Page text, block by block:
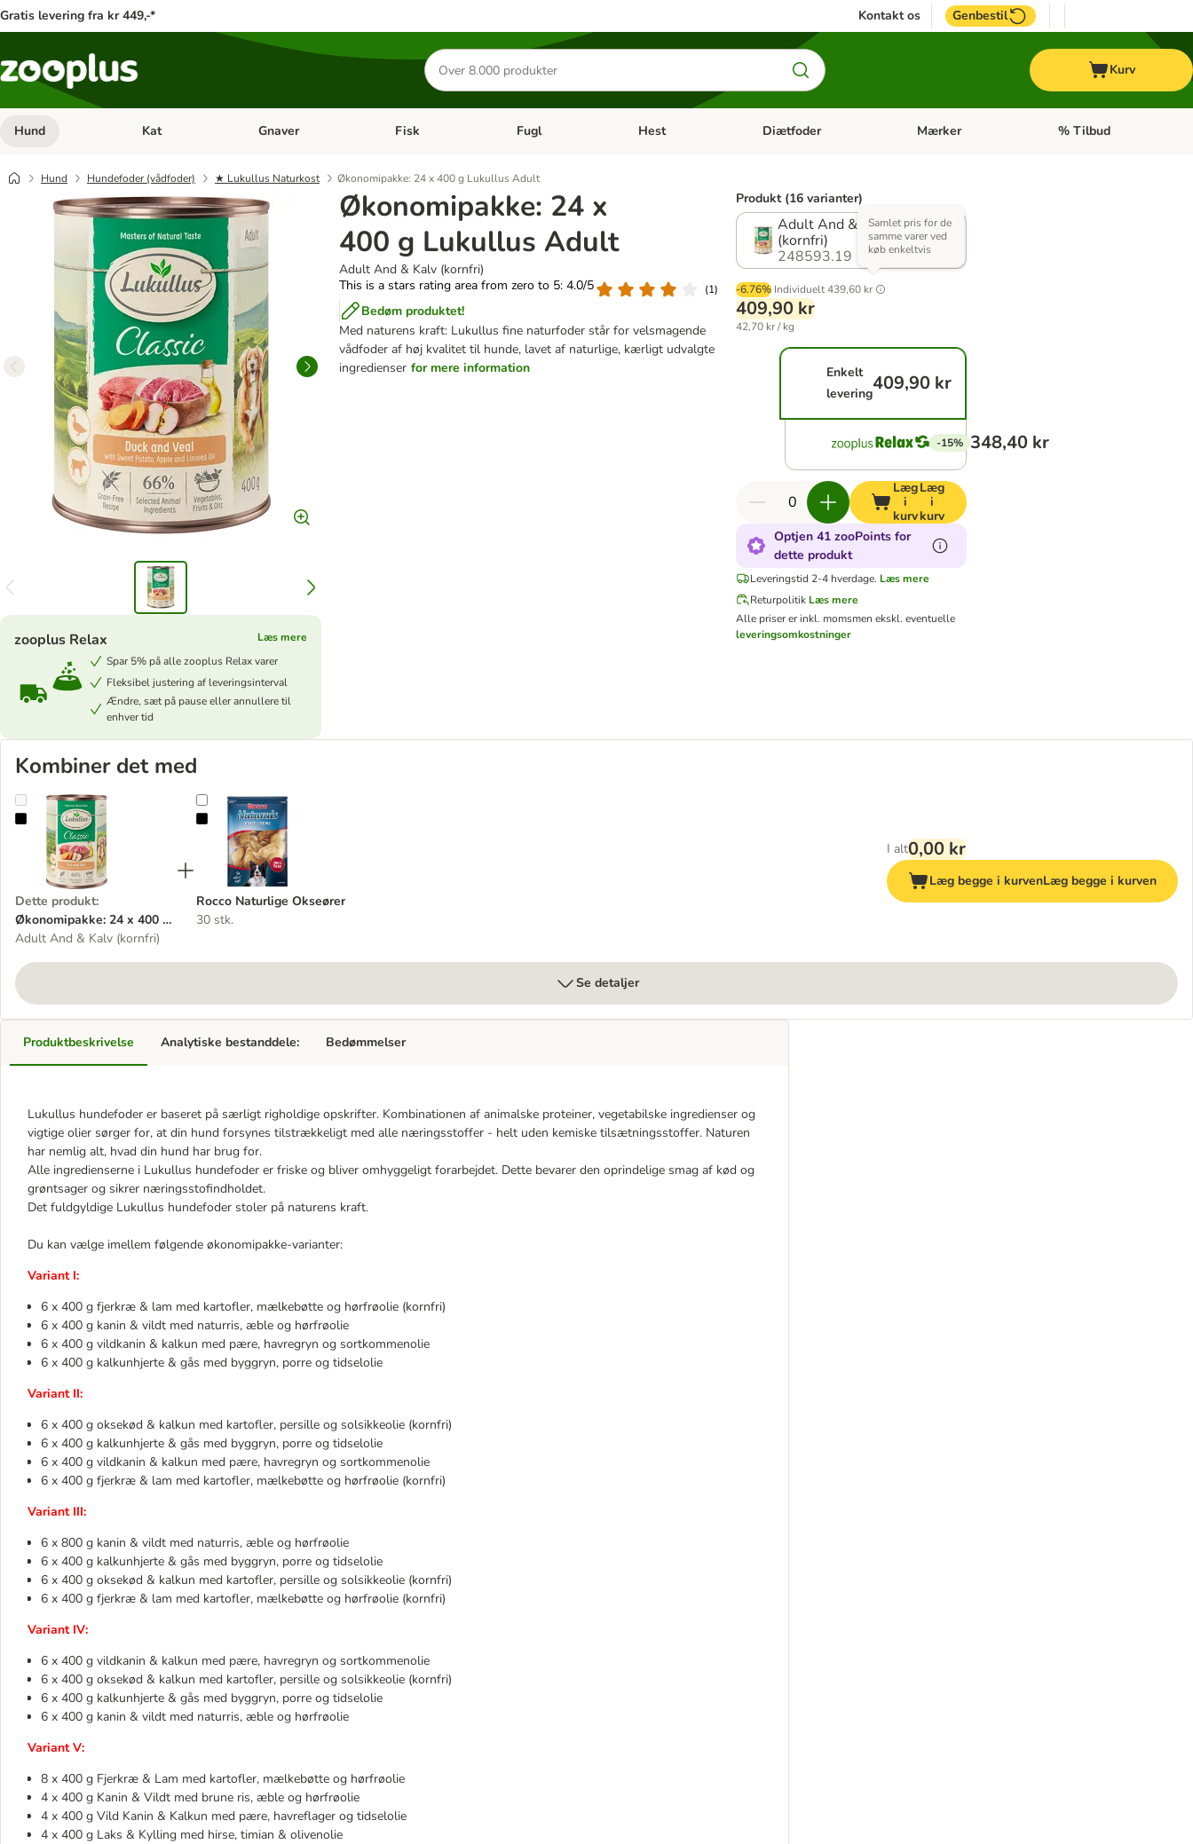
Gratis levering fra kr 449,-* Kontakt os Genbestil
Søg
efter
produkter
Kurv
Hund Åben kategori menu: Hund
Kat Åben kategori menu: Kat
Gnaver Åben kategori menu: Gnaver
Fisk Åben kategori menu: Fisk
Fugl Åben kategori menu: Fugl
Hest Åben kategori menu: Hest
Diætfoder Åben kategori menu: Diætfoder
Mærker Åben kategori menu:
% Tilbud
Hund Hundefoder (vådfoder) ★ Lukullus Naturkost Økonomipakke: 24 x 400 g Lukullus Adult
Økonomipakke: 24 x
400 g Lukullus Adult
Adult And & Kalv (kornfri)
This is a stars rating area from zero to 5: 4.0/5
(1)
Bedøm produktet!
Med naturens kraft: Lukullus fine naturfoder står for velsmagende
vådfoder af høj kvalitet til hunde, lavet af naturlige, kærligt udvalgte
ingredienser for mere information
zooplus Relax
Læs mere
Spar 5% på alle zooplus Relax varer
Fleksibel justering af leveringsinterval
Ændre, sæt på pause eller annullere til
enhver tid
Produkt (16 varianter)
Adult And & Kalv
(kornfri)
248593.19
-6.76% Individuelt439,60 kr
Samlet pris for de
samme varer ved
køb enkeltvis
409,90 kr
42,70 kr / kg
Enkelt
levering409,90 kr
-15% 348,40 kr
Læg
i
kurv
Læg
i
kurv
Optjen 41 zooPoints for
dette produkt
Leveringstid 2-4 hverdage. Læs mere
Returpolitik Læs mere
Alle priser er inkl. momsmen ekskl. eventuelle
leveringsomkostninger
Kombiner det med
Økonomipakke: 24 x 400 g Lukullus Adult
Dette produkt:
Økonomipakke: 24 x 400 g
Lukullus Adult
Adult And & Kalv (kornfri)
Rocco Naturlige Okseører
Rocco Naturlige Okseører
30 stk.
I alt0,00 kr
Læg begge i kurvenLæg begge i kurven
Se detaljer
Produktbeskrivelse
Lukullus hundefoder er baseret på særligt righoldige opskrifter. Kombinationen af animalske proteiner, vegetabilske ingredienser og
vigtige olier sørger for, at din hund forsynes tilstrækkeligt med alle næringsstoffer - helt uden kemiske tilsætningsstoffer. Naturen
har nemlig alt, hvad din hund har brug for.
Alle ingredienserne i Lukullus hundefoder er friske og bliver omhyggeligt forarbejdet. Dette bevarer den oprindelige smag af kød og
grøntsager og sikrer næringsstofindholdet.
Det fuldgyldige Lukullus hundefoder stoler på naturens kraft.
Du kan vælge imellem følgende økonomipakke-varianter:
Variant I:
6 x 400 g fjerkræ & lam med kartofler, mælkebøtte og hørfrøolie (kornfri)
6 x 400 g kanin & vildt med naturris, æble og hørfrøolie
6 x 400 g vildkanin & kalkun med pære, havregryn og sortkommenolie
6 x 400 g kalkunhjerte & gås med byggryn, porre og tidselolie
Variant II:
6 x 400 g oksekød & kalkun med kartofler, persille og solsikkeolie (kornfri)
6 x 400 g kalkunhjerte & gås med byggryn, porre og tidselolie
6 x 400 g vildkanin & kalkun med pære, havregryn og sortkommenolie
6 x 400 g fjerkræ & lam med kartofler, mælkebøtte og hørfrøolie (kornfri)
Variant III:
6 x 800 g kanin & vildt med naturris, æble og hørfrøolie
6 x 400 g kalkunhjerte & gås med byggryn, porre og tidselolie
6 x 400 g oksekød & kalkun med kartofler, persille og solsikkeolie (kornfri)
6 x 400 g fjerkræ & lam med kartofler, mælkebøtte og hørfrøolie (kornfri)
Variant IV:
6 x 400 g vildkanin & kalkun med pære, havregryn og sortkommenolie
6 x 400 g oksekød & kalkun med kartofler, persille og solsikkeolie (kornfri)
6 x 400 g kalkunhjerte & gås med byggryn, porre og tidselolie
6 x 400 g kanin & vildt med naturris, æble og hørfrøolie
Variant V:
8 x 400 g Fjerkræ & Lam med kartofler, mælkebøtte og hørfrøolie
4 x 400 g Kanin & Vildt med brune ris, æble og hørfrøolie
4 x 400 g Vild Kanin & Kalkun med pære, havreflager og tidselolie
4 x 400 g Laks & Kylling med hirse, timian & olivenolie
Analytiske bestanddele: Bedømmelser